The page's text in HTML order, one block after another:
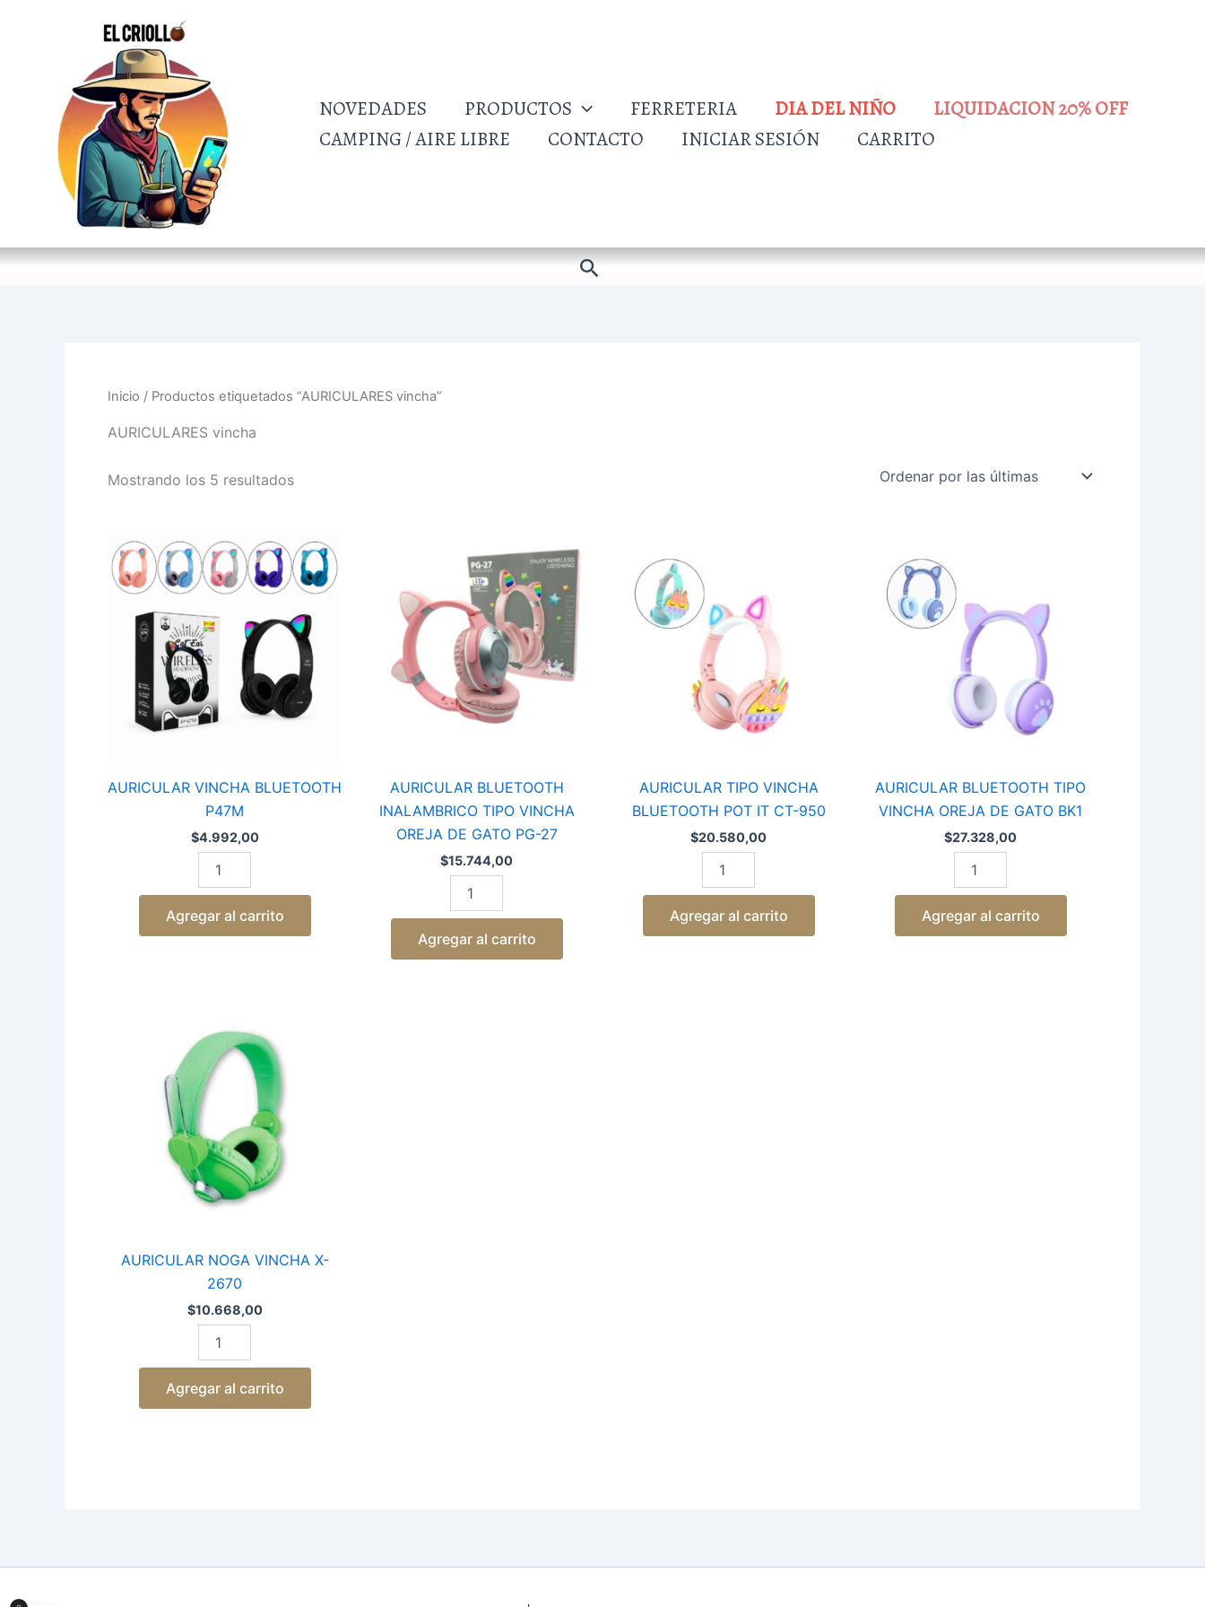
NOVEDADES PRODUCTOS FERRETERIA DIA DEL NIÑO
LIQUIDACION 20% OFF
CAMPING / AIRE LIBRE
CONTACTO INICIAR SESIÓN CARRITO
Buscar
Inicio / Productos etiquetados “AURICULARES vincha”
AURICULARES vincha
Mostrando los 5 resultados
AURICULAR VINCHA BLUETOOTH
P47M
$4.992,00
AURICULAR
VINCHA
BLUETOOTH
P47M
Agregar al carrito
AURICULAR BLUETOOTH
INALAMBRICO TIPO VINCHA
OREJA DE GATO PG-27
$15.744,00
BLUETOOTH
INALAMBRICO
TIPO
VINCHA
OREJA
DE
GATO
PG-
27
cantidad
Agregar al carrito
AURICULAR TIPO VINCHA
BLUETOOTH POT IT CT-950
$20.580,00
BLUETOOTH
POT
IT
CT-
950
cantidad
Agregar al carrito
AURICULAR BLUETOOTH TIPO
VINCHA OREJA DE GATO BK1
$27.328,00
VINCHA
OREJA
DE
GATO
BK1
cantidad
Agregar al carrito
AURICULAR NOGA VINCHA X-
2670
$10.668,00
NOGA
VINCHA
X-
2670
cantidad
Agregar al carrito